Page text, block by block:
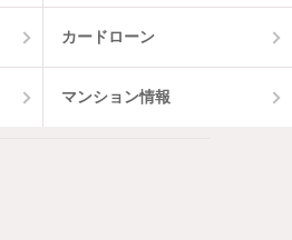
カードローン
マンション情報